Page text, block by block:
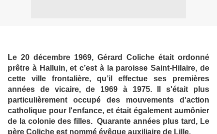
Le 20 décembre 1969, Gérard Coliche était ordonné
prêtre à Halluin, et c’est à la paroisse Saint-Hilaire, de
cette ville frontalière, qu’il effectue ses premières
années de vicaire, de 1969 à 1975. Il s'était plus
particulièrement occupé des mouvements d'action
catholique pour l'enfance, et était également aumônier
de la colonie des filles. Quarante années plus tard, Le
père Coliche est nommé évêque auxiliaire de Lille.